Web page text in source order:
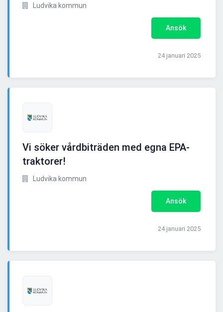
Ludvika kommun
Ansök
24 januari 2025
Vi söker vårdbiträden med egna EPA-
traktorer!
Ludvika kommun
Ansök
24 januari 2025